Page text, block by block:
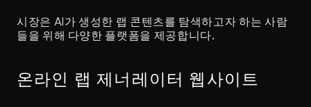
시장은 AI가 생성한 랩 콘텐츠를 탐색하고자 하는 사람
들을 위해 다양한 플랫폼을 제공합니다.
온라인 랩 제너레이터 웹사이트